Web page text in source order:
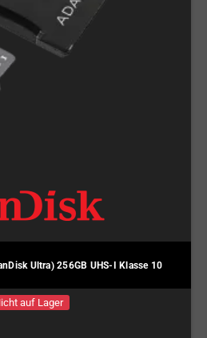
Ultra) 256GB UHS-I Klasse 10
auf Lager